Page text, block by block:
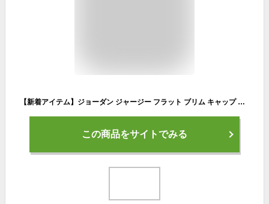
【新着アイテム】ジョーダン ジャージー フラット ブリム キャップ ジュニアキャップバスケットボール ジョーダン ウェア ボトムス ハーフパンツ NBA キッズ アウトドア mtm
この商品をサイトでみる